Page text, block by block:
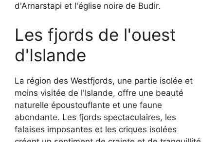
d'Arnarstapi et l'église noire de Budir.
Les fjords de l'ouest
d'Islande
La région des Westfjords, une partie isolée et
moins visitée de l'Islande, offre une beauté
naturelle époustouflante et une faune
abondante. Les fjords spectaculaires, les
falaises imposantes et les criques isolées